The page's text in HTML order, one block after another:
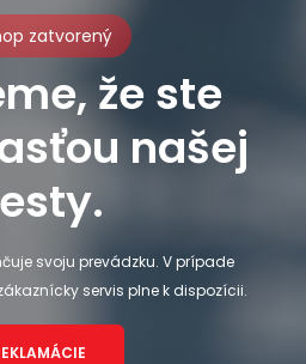
zatvorený
že ste
našej
svoju prevádzku. V prípade
servis plne k dispozícii.